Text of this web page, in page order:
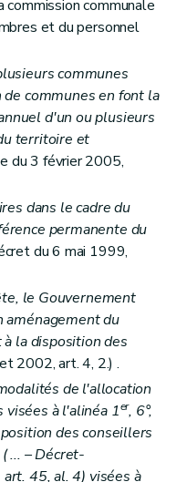
de l'article 34, alinéa 2
de l'avis conforme du fonctionnaire délégué ou du concours d'un architecte
et des haies remarquables
d'utilisation de bâtiments subordonnées à permis
boisement subordonné à permis
articles 42, 43, 45, 48 et 50 à 55 (lire articles 84, 89, 99, 107 à 109, 115, 116, 118 et 127)
d'utilité publique pour laquelle les permis d'urbanisme et de lotir sont délivrés par le Gouvernement ou le fonctionnaire délégué (
communale
et du personnel
communes
communes en font la
d'un ou plusieurs
territoire et
du 3 février 2005,
dans le cadre du
permanente du
du 6 mai 1999,
le Gouvernement
du
la disposition des
2002, art. 4, 2.) .
de l'allocation
visées à l'alinéa 1er, 6°,
des conseillers
(... – Décret-
45, al. 4) visées à